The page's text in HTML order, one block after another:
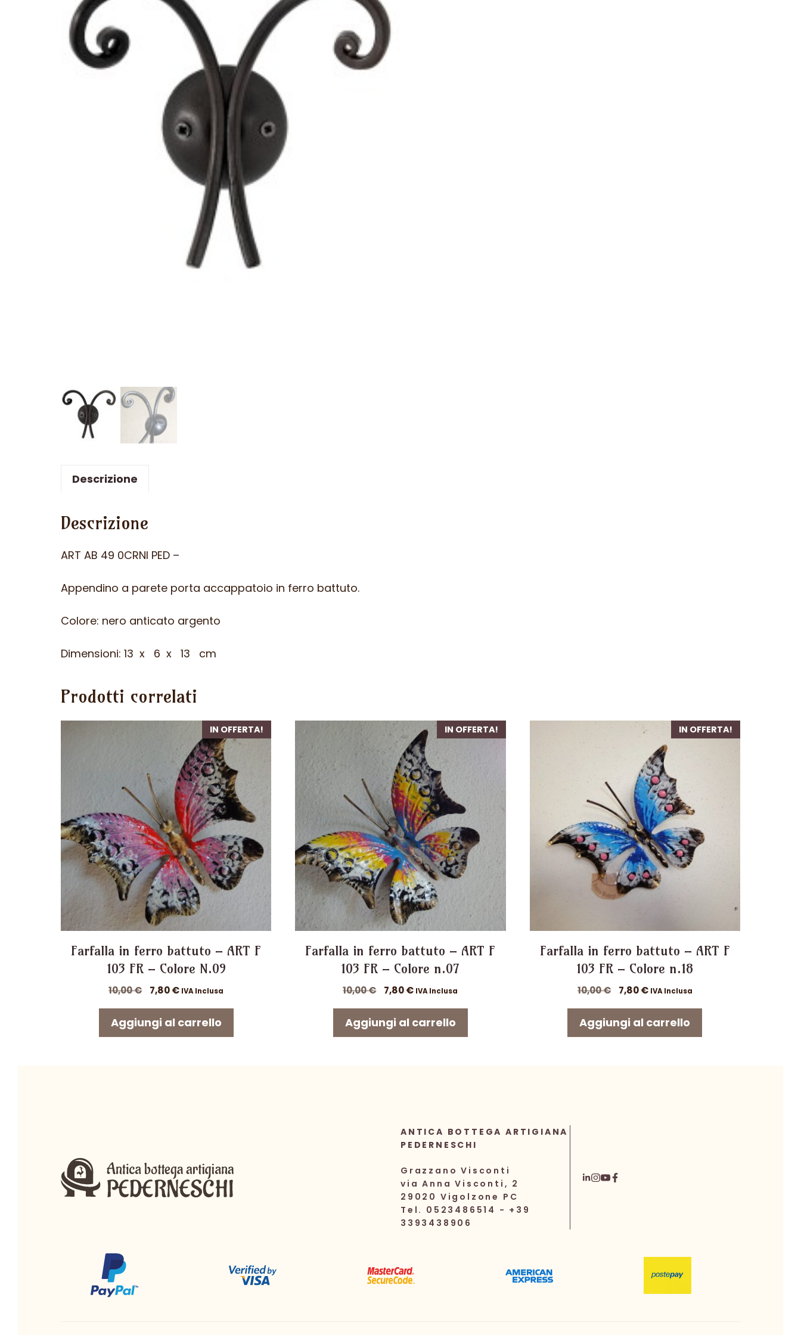
Descrizione
Descrizione
ART AB 49 0CRNI PED –
Appendino a parete porta accappatoio in ferro battuto.
Colore: nero anticato argento
Dimensioni: 13 x 6 x 13 cm
Prodotti correlati
IN OFFERTA!
Farfalla in ferro battuto – ART F
103 FR – Colore N.09
10,00€
Il
originale
era:
7,80€Il
attuale
IVA Inclusa
Aggiungi al carrello
IN OFFERTA!
Farfalla in ferro battuto – ART F
103 FR – Colore n.07
10,00€
Il
originale
era:
7,80€Il
attuale
IVA Inclusa
Aggiungi al carrello
IN OFFERTA!
Farfalla in ferro battuto – ART F
103 FR – Colore n.18
10,00€
Il
originale
era:
7,80€Il
attuale
IVA Inclusa
Aggiungi al carrello
ANTICA BOTTEGA ARTIGIANA
PEDERNESCHI
Grazzano Visconti
via Anna Visconti, 2
29020 Vigolzone PC
Tel. 0523486514 - +39
3393438906